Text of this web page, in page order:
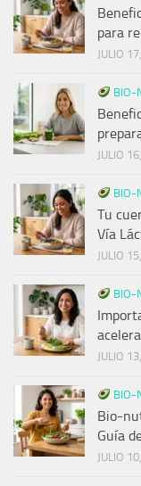
para
JULIO
BIO-
JULIO
BIO-
Tu
Vía
JULIO
BIO-
JULIO
BIO-
Bio-
Guía
JULIO